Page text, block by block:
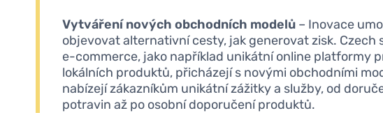
Vytváření nových obchodních modelů – Inovace
objevovat alternativní cesty, jak generovat zisk. Czech
e-commerce, jako například unikátní online platformy
lokálních produktů, přicházejí s novými obchodními
nabízejí zákazníkům unikátní zážitky a služby, od
potravin až po osobní doporučení produktů.